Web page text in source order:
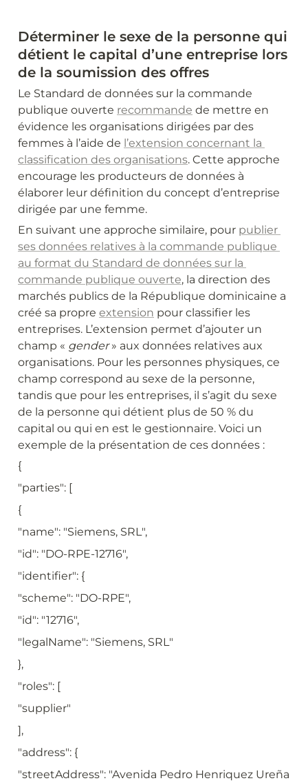
Déterminer le sexe de la personne qui
détient le capital d’une entreprise lors
de la soumission des offres
Le Standard de données sur la commande
publique ouverte recommande de mettre en
évidence les organisations dirigées par des
femmes à l’aide de l’extension concernant la
classification des organisations. Cette approche
encourage les producteurs de données à
élaborer leur définition du concept d’entreprise
dirigée par une femme.
En suivant une approche similaire, pour publier
ses données relatives à la commande publique
au format du Standard de données sur la
commande publique ouverte, la direction des
marchés publics de la République dominicaine a
créé sa propre extension pour classifier les
entreprises. L’extension permet d’ajouter un
champ « gender » aux données relatives aux
organisations. Pour les personnes physiques, ce
champ correspond au sexe de la personne,
tandis que pour les entreprises, il s’agit du sexe
de la personne qui détient plus de 50 % du
capital ou qui en est le gestionnaire. Voici un
exemple de la présentation de ces données :
{
"parties": [
{
"name": "Siemens, SRL",
"id": "DO-RPE-12716",
"identifier": {
"scheme": "DO-RPE",
"id": "12716",
"legalName": "Siemens, SRL"
},
"roles": [
"supplier"
],
"address": {
"streetAddress": "Avenida Pedro Henriquez Ureña